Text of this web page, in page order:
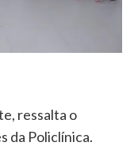
ressalta o
da Policlínica.